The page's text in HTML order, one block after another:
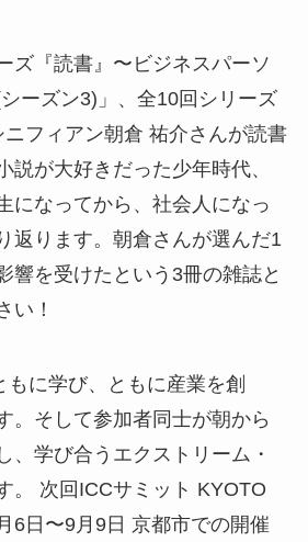
ズ『読書』〜ビジネスパーソ
ーズン3)」、全10回シリーズ
フィアン朝倉 祐介さんが読書
説が大好きだった少年時代、
になってから、社会人になっ
返ります。朝倉さんが選んだ1
響を受けたという3冊の雑誌と
い！
もに学び、ともに産業を創
。そして参加者同士が朝から
、学び合うエクストリーム・
。 次回ICCサミット KYOTO
6日〜9月9日 京都市での開催